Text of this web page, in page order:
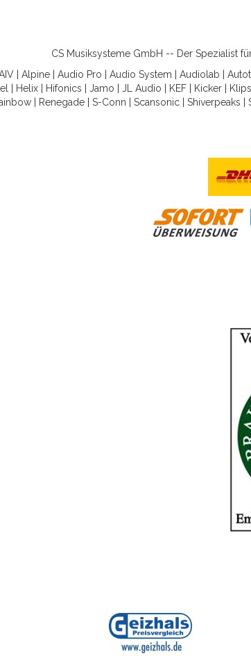
CS Musiksysteme GmbH -- Der Spezialist
Alpine Audio Pro Audio System Audiolab
Helix| Hifonics Jamo JL Audio KEF| Kicker|
Renegade S-Conn Scansonic Shiverpeaks